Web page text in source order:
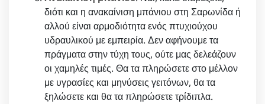
διότι και η ανακαίνιση μπάνιου στη Σαρωνίδα ή
αλλού είναι αρμοδιότητα ενός πτυχιούχου
υδραυλικού με εμπειρία. Δεν αφήνουμε τα
πράγματα στην τύχη τους, ούτε μας δελεάζουν
οι χαμηλές τιμές. Θα τα πληρώσετε στο μέλλον
με υγρασίες και μηνύσεις γειτόνων, θα τα
ξηλώσετε και θα τα πληρώσετε τρίδιπλα.